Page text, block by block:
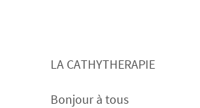
LA CATHYTHERAPIE
Bonjour à tous